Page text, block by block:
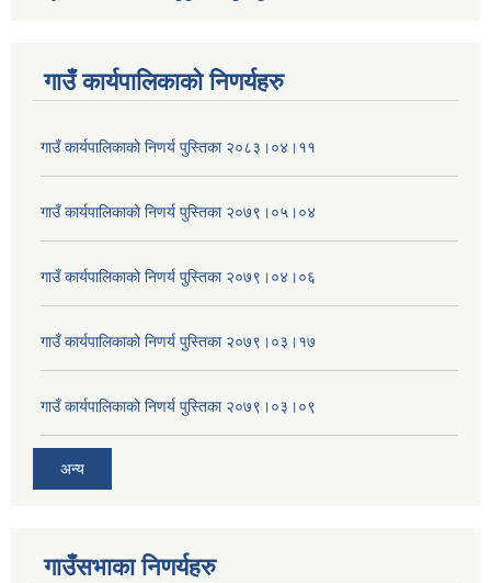
गाउँ कार्यपालिकाकाे निणर्यहरु
गाउँ कार्यपालिकाको निणर्य पुस्तिका २०८३।०४।११
गाउँ कार्यपालिकाको निणर्य पुस्तिका २०७९।०५।०४
गाउँ कार्यपालिकाको निणर्य पुस्तिका २०७९।०४।०६
गाउँ कार्यपालिकाको निणर्य पुस्तिका २०७९।०३।१७
गाउँ कार्यपालिकाको निणर्य पुस्तिका २०७९।०३।०९
अन्य
गाउँसभाका निणर्यहरु